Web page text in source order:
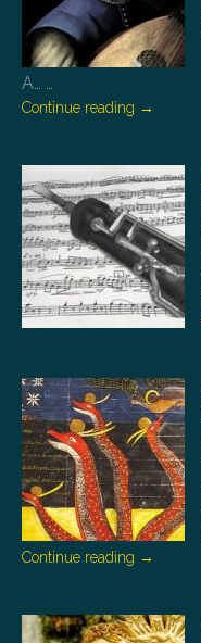
A… …
Continue reading →
Continue reading →